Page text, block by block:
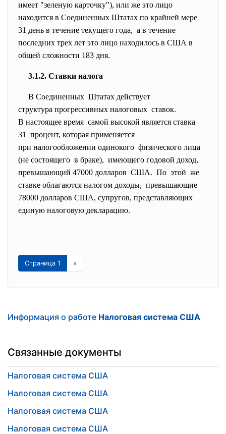
имеет "зеленую карточку"), или же это лицо
находится в Соединенных Штатах по крайней мере
31 день в течение текущего года, а в течение
последних трех лет это лицо находилось в США в
общей сложности 183 дня.
3.1.2. Ставки налога
В Соединенных Штатах действует
структура прогрессивных налоговых ставок.
В настоящее время самой высокой является ставка
31 процент, которая применяется
при налогообложении одинокого физического лица
(не состоящего в браке), имеющего годовой доход,
превышающий 47000 долларов США. По этой же
ставке облагаются налогом доходы, превышающие
78000 долларов США, супругов, представляющих
единую налоговую декларацию.
Страница 1 »
Информация о работе Налоговая система США
Связанные документы
Налоговая система США
Налоговая система США
Налоговая система США
Налоговая система США